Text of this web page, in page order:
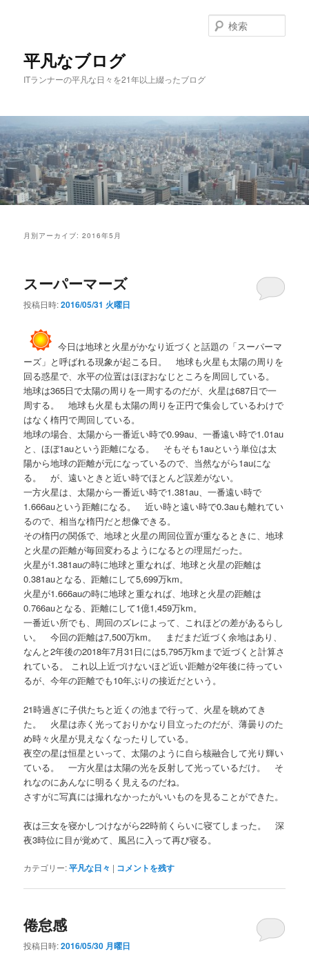
移
動
動
平凡なブログ
ITランナーの平凡な日々を21年以上綴ったブログ
索
月別アーカイブ:2016年5月
スーパーマーズ
投稿日時:2016/05/31 火曜日
今日は地球と火星がかなり近づくと話題の「スーパーマ
ーズ」と呼ばれる現象が起こる日。 地球も火星も太陽の周りを
回る惑星で、水平の位置はほぼおなじところを周回している。
地球は365日で太陽の周りを一周するのだが、火星は687日で一
周する。 地球も火星も太陽の周りを正円で集会しているわけで
はなく楕円で周回している。
地球の場合、太陽から一番近い時で0.99au、一番遠い時で1.01au
と、ほぼ1auという距離になる。 そもそも1auという単位は太
陽から地球の距離が元になっているので、当然ながら1auにな
る。 が、遠いときと近い時でほとんど誤差がない。
一方火星は、太陽から一番近い時で1.381au、一番遠い時で
1.666auという距離になる。 近い時と遠い時で0.3auも離れてい
るので、相当な楕円だと想像できる。
その楕円の関係で、地球と火星の周回位置が重なるときに、地球
と火星の距離が毎回変わるようになるとの理屈だった。
火星が1.381auの時に地球と重なれば、地球と火星の距離は
0.381auとなる、距離にして5,699万km。
火星が1.666auの時に地球と重なれば、地球と火星の距離は
0.766auとなる、距離にして1億1,459万km。
一番近い所でも、周回のズレによって、これほどの差があるらし
い。 今回の距離は7,500万km。 まだまだ近づく余地はあり、
なんと2年後の2018年7月31日には5,795万kmまで近づくと計算さ
れている。 これ以上近づけないほど近い距離が2年後に待ってい
るが、今年の距離でも10年ぶりの接近だという。
21時過ぎに子供たちと近くの池まで行って、火星を眺めてき
た。 火星は赤く光っておりかなり目立ったのだが、薄曇りのた
め時々火星が見えなくなったりしている。
夜空の星は恒星といって、太陽のように自ら核融合して光り輝い
ている。 一方火星は太陽の光を反射して光っているだけ。 そ
れなのにあんなに明るく見えるのだね。
さすがに写真には撮れなかったがいいものを見ることができた。
夜は三女を寝かしつけながら22時前くらいに寝てしまった。 深
夜3時位に目が覚めて、風呂に入って再び寝る。
カテゴリー:平凡な日々 | コメントを残す
倦怠感
投稿日時:2016/05/30 月曜日